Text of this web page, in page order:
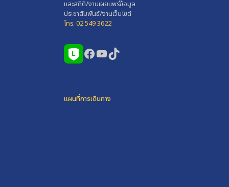
และสถิติ/งานเผยแพร่ข้อมูล
ประชาสัมพันธ์/งานเว็บไซต์
โทร. 02 549 3622
Facebook
YouTube
TikTok
แผนที่การเดินทาง